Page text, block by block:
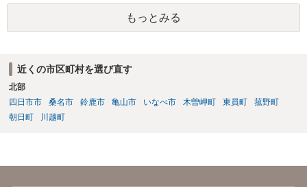
手に第三者に又貸ししたとして、使用貸借契約の解除を検討すること
も考えられます。 ただ、同じ家にお住まいということですので、 場合
によっては、安全面を考慮して、警察へ事前に相談（あまり親身に対
もっとみる
近くの市区町村を選び直す
北部
四日市市
桑名市 鈴鹿市 亀山市 いなべ市 木曽岬町 東員町
菰野町
朝日町
川越町